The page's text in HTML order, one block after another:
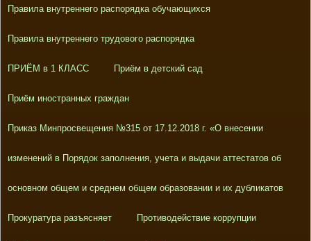
Правила внутреннего распорядка обучающихся
Правила внутреннего трудового распорядка
ПРИЁМ в 1 КЛАСС Приём в детский сад
Приём иностранных граждан
Приказ Минпросвещения №315 от 17.12.2018 г. «О внесении
изменений в Порядок заполнения, учета и выдачи аттестатов об
основном общем и среднем общем образовании и их дубликатов
Прокуратура разъясняет Противодействие коррупции